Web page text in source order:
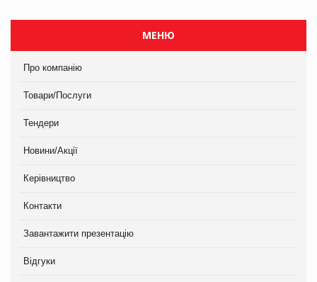
МЕНЮ
Про компанію
Товари/Послуги
Тендери
Новини/Акції
Керівництво
Контакти
Завантажити презентацію
Відгуки